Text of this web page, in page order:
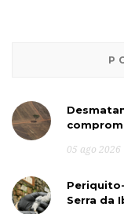
05 ago 2026
Serra da